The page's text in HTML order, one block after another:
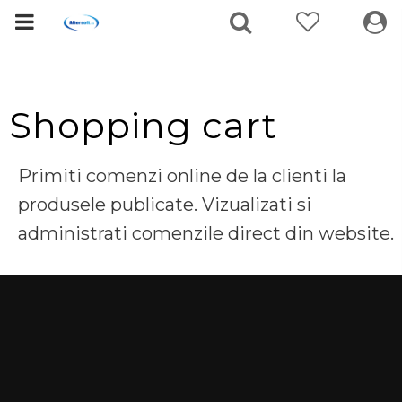
Shopping cart
Primiti comenzi online de la clienti la
produsele publicate. Vizualizati si
administrati comenzile direct din website.